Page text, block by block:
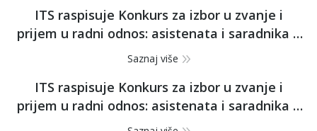
ITS raspisuje Konkurs za izbor u zvanje i
prijem u radni odnos: asistenata i saradnika u
nastavi sa punim i nepunim radnim
vremenom za užu naučno-stručnu oblast:
marketing
Saznaj više
ITS raspisuje Konkurs za izbor u zvanje i
prijem u radni odnos: asistenata i saradnika u
nastavi sa punim i nepunim radnim